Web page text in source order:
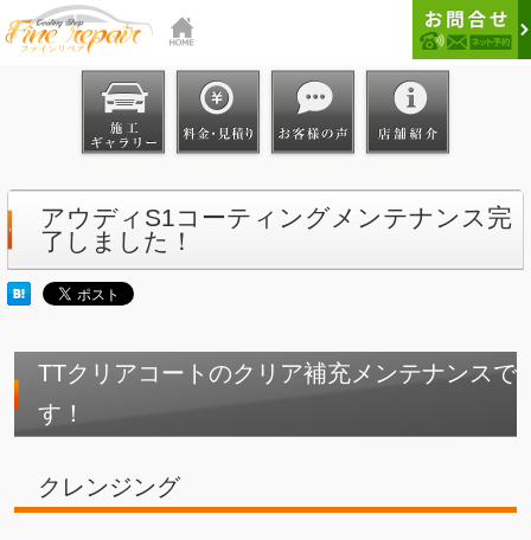
アウディS1コーティングメンテナンス完
了しました！
TTクリアコートのクリア補充メンテナンスで
す！
クレンジング